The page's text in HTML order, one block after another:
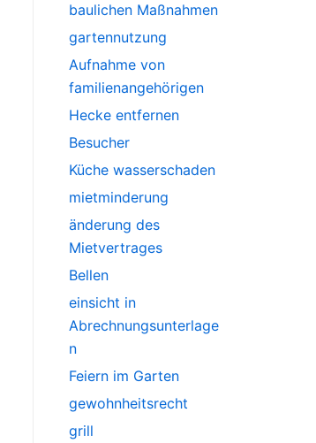
baulichen Maßnahmen
gartennutzung
Aufnahme von
familienangehörigen
Hecke entfernen
Besucher
Küche wasserschaden
mietminderung
änderung des
Mietvertrages
Bellen
einsicht in
Abrechnungsunterlage
n
Feiern im Garten
gewohnheitsrecht
grill